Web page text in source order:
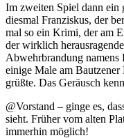
Im zweiten Spiel dann ein
diesmal Franziskus, der
mal so ein Krimi, der am
der wirklich
Abwehrbrandung
einige Male am
grüßte. Das Geräusch
@Vorstand – ginge es,
sieht. Früher vom alten
immerhin möglich!